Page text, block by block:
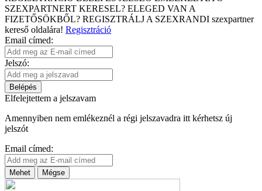
SZEXPARTNERT KERESEL? ELEGED VAN A
FIZETŐSÖKBŐL? REGISZTRÁLJ A SZEXRANDI szexpartner
kereső oldalára! Regisztráció
Email címed:
Jelszó:
Belépés
Elfelejtettem a jelszavam
Amennyiben nem emlékeznél a régi jelszavadra itt kérhetsz új
jelszót
Email címed:
Mehet Mégse